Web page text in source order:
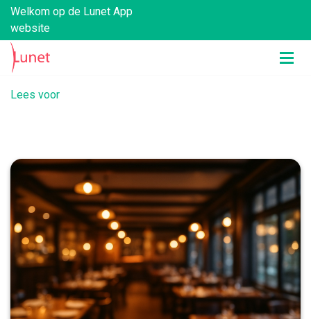
Welkom op de Lunet App
website
Lees voor